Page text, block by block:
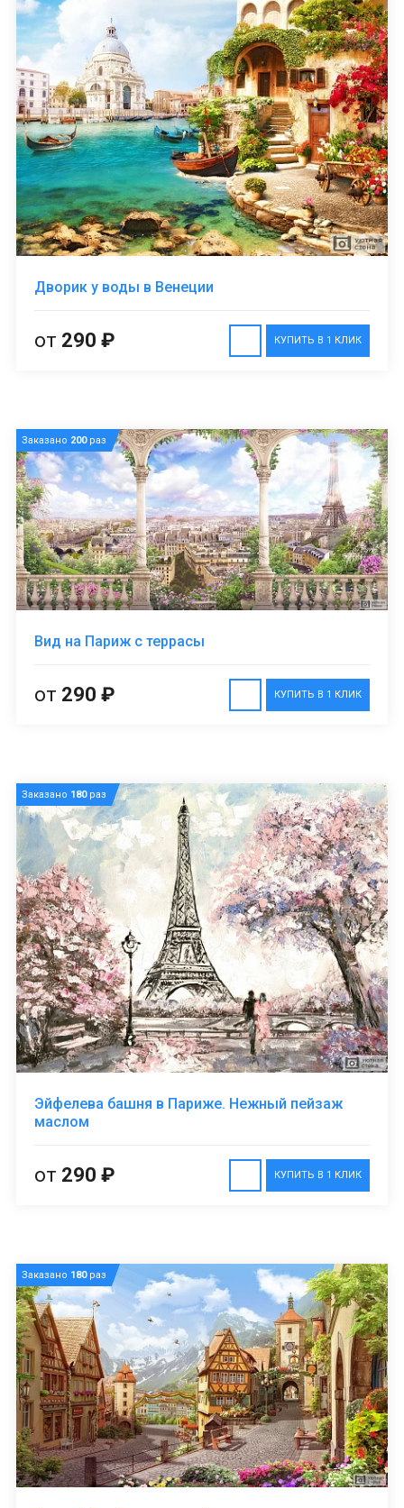
Дворик у воды в Венеции
КУПИТЬ В 1 КЛИК
от 290 ₽
Заказано 200раз
Вид на Париж с террасы
КУПИТЬ В 1 КЛИК
от 290 ₽
Заказано 180раз
Эйфелева башня в Париже. Нежный пейзаж
маслом
КУПИТЬ В 1 КЛИК
от 290 ₽
Заказано 180раз